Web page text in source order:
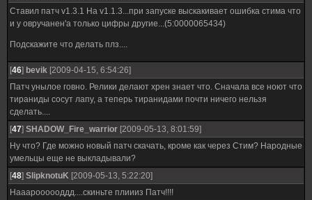
Ставил патч v1.3.1 Ha v1.1.3...при запуске выскакивает ошибка стима что
и у овручанен'а только цифры другие...(5:0000065434)
Подскажите что делать плз....
[46] bevik [2009-04-15, 6:54:26]
Патч унылое говно. Релики делают хрен знает что. Сначала все ноют что
тираниды сосут лапу, а теперь тиранидами почти ничего нельзя
сделать....
[47] SHADOW_Fire_warrior [2009-05-13, 8:01:59]
Ну что? Где можно новый патч скачать, кроме как через Стим? Народные
умельцы еще не выкладывали?
[48] SlipknotuK [2009-05-13, 5:22:20]
Нааароооооддд....скиньте плиииз Патч!!!!